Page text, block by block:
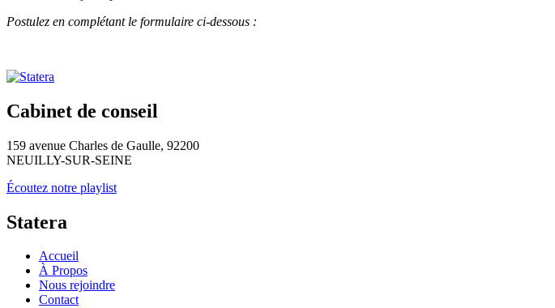
Postulez en complétant le formulaire ci-dessous :
Cabinet de conseil
159 avenue Charles de Gaulle, 92200
NEUILLY-SUR-SEINE
Écoutez notre playlist
Statera
Accueil
À Propos
Nous rejoindre
Contact